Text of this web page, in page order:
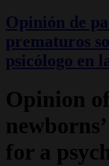
Opinión de
prematuros
psicólogo en
Opinion
for a